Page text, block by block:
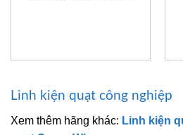
Linh kiện quạt công nghiệp
Xem thêm hãng khác: Linh kiện